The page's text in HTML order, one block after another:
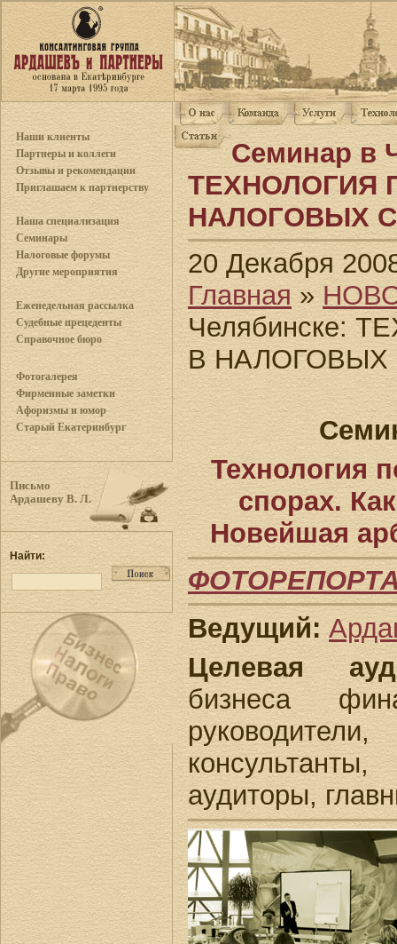
Наши клиенты
Партнеры и коллеги
Отзывы и рекомендации
Приглашаем к партнерству
Наша специализация
Семинары
Налоговые форумы
Другие мероприятия
Еженедельная рассылка
Судебные прецеденты
Справочное бюро
Фотогалерея
Фирменные заметки
Афоризмы и юмор
Старый Екатеринбург
Письмо
Ардашеву В. Л.
Найти:
Семинар в
ТЕХНОЛОГИЯ
НАЛОГОВЫХ
20 Декабря
Главная»
Челябинске:
В НАЛОГОВЫХ
Технология
спорах.
Новейшая
Ведущий:
Целевая
бизнеса
аудиторы,